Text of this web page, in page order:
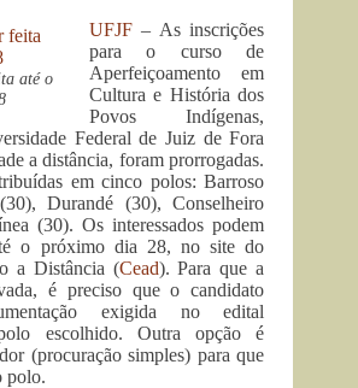
até o
UFJF – As inscrições
para o curso de
Aperfeiçoamento em
Cultura e História dos
Povos Indígenas,
Federal de Juiz de Fora
a distância, foram prorrogadas.
em cinco polos: Barroso
Durandé (30), Conselheiro
(30). Os interessados podem
o próximo dia 28, no site do
a Distância (Cead). Para que a
é preciso que o candidato
exigida no edital
escolhido. Outra opção é
(procuração simples) para que
polo.